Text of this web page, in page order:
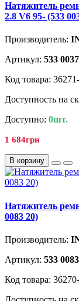
Натяжитель
2.8 V6 95- (533
Производитель:
Артикул: 533
Код товара:
Доступность на
Доступно: 0шт.
1 684грн
В корзину
Натяжитель
0083 20)
Производитель:
Артикул: 533
Код товара: